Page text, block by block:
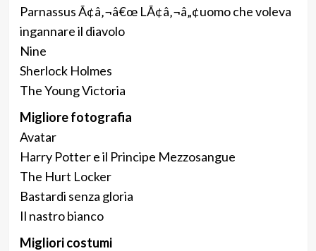
Parnassus Ã¢â‚¬â€œ LÃ¢â‚¬â„¢uomo che voleva
ingannare il diavolo
Nine
Sherlock Holmes
The Young Victoria
Migliore fotografia
Avatar
Harry Potter e il Principe Mezzosangue
The Hurt Locker
Bastardi senza gloria
Il nastro bianco
Migliori costumi